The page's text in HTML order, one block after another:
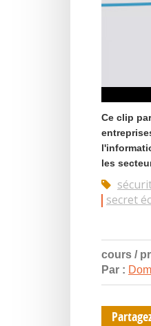
Ce clip
les
secret
cours /
Par :